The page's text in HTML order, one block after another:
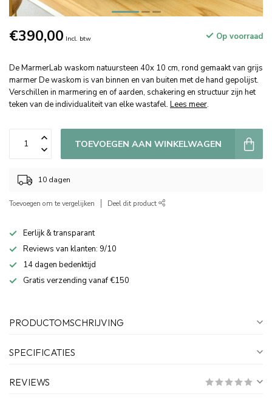
€390,00 Incl. btw Op voorraad
De MarmerLab waskom natuursteen 40x 10 cm, rond gemaakt van grijs
marmer De waskom is van binnen en van buiten met de hand gepolijst.
Verschillen in marmering en of aarden, schakering en structuur zijn het
teken van de individualiteit van elke wastafel. Lees meer.
TOEVOEGEN AAN WINKELWAGEN
10 dagen
Toevoegen om te vergelijken Deel dit product
Eerlijk & transparant
Reviews van klanten: 9/10
14 dagen bedenktijd
Gratis verzending vanaf €150
PRODUCTOMSCHRIJVING
SPECIFICATIES
REVIEWS